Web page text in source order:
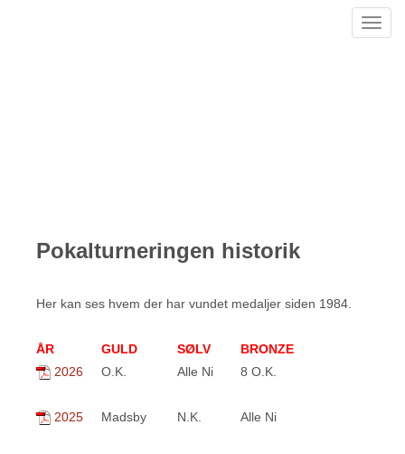
Pokalturneringen historik
Her kan ses hvem der har vundet medaljer siden 1984.
ÅR GULD SØLV
BRONZE
2026
O.K. Alle Ni 8 O.K.
2025 Madsby N.K. Alle Ni